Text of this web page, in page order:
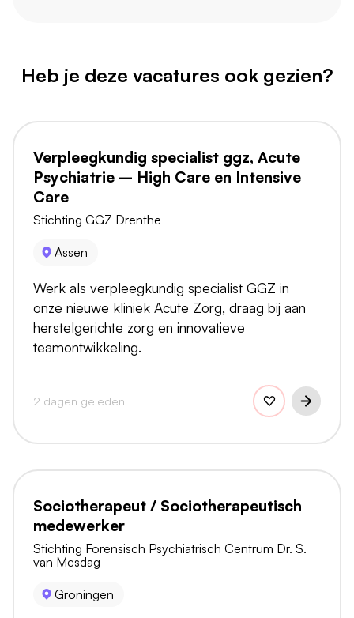
Heb je deze vacatures ook gezien?
Verpleegkundig specialist ggz, Acute
Psychiatrie – High Care en Intensive
Care
Stichting GGZ Drenthe
Assen
Werk als verpleegkundig specialist GGZ in
onze nieuwe kliniek Acute Zorg, draag bij aan
herstelgerichte zorg en innovatieve
teamontwikkeling.
2 dagen geleden
Sociotherapeut / Sociotherapeutisch
medewerker
Stichting Forensisch Psychiatrisch Centrum Dr. S.
van Mesdag
Groningen